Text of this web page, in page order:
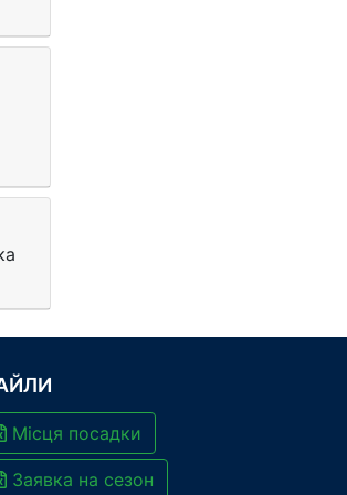
Місця посадки
Заявка на сезон